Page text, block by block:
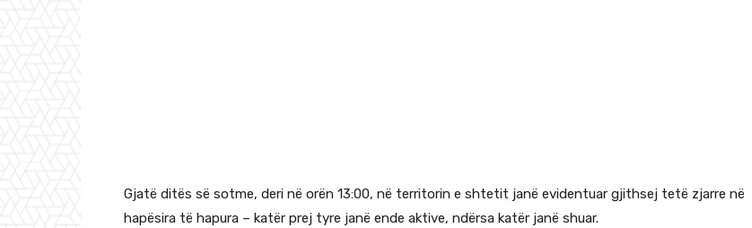
Gjatë ditës së sotme, deri në orën 13:00, në territorin e shtetit janë evidentuar gjithsej tetë zjarre në
hapësira të hapura – katër prej tyre janë ende aktive, ndërsa katër janë shuar.